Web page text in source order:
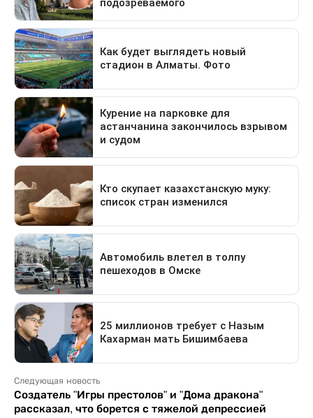
Следующая новость
Создатель "Игры престолов" и "Дома дракона"
рассказал, что борется с тяжелой депрессией